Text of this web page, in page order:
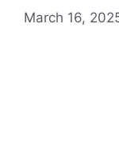
March 16,